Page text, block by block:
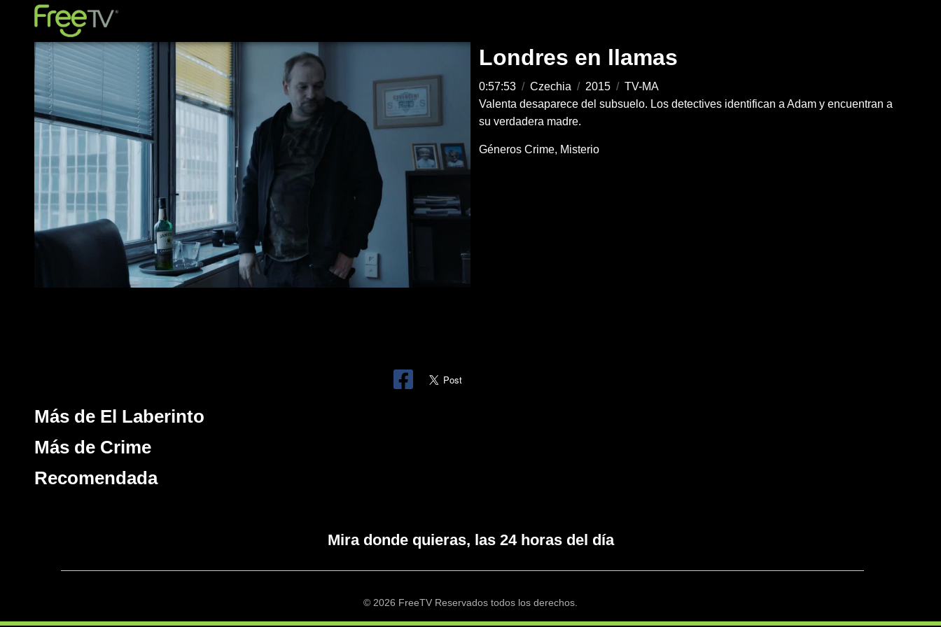
Londres en llamas
0:57:53 / Czechia / 2015 / TV-MA
Valenta desaparece del subsuelo. Los detectives identifican a Adam y encuentran a
su verdadera madre.
Géneros Crime Misterio
Más de El Laberinto
Más de Crime
Recomendada
Mira donde quieras, las 24 horas del día
© 2026 FreeTV Reservados todos los derechos.